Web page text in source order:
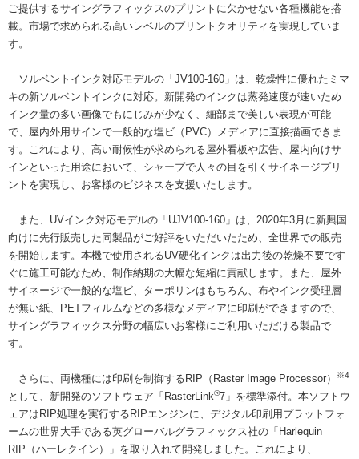
ご提供するサイングラフィックスのプリントに欠かせない各種機能を搭
載。市場で求められる高いレベルのプリントクオリティを実現していま
す。
ソルベントインク対応モデルの「JV100-160」は、乾燥性に優れたミマ
キの新ソルベントインクに対応。新開発のインクは蒸発速度が速いため
インク量の多い画像でもにじみが少なく、細部まで美しい表現が可能
で、屋内外用サインで一般的な塩ビ（PVC）メディアに直接描画できま
す。これにより、高い耐候性が求められる屋外看板や広告、屋内向けサ
インといった用途において、シャープで人々の目を引くサイネージプリ
ントを実現し、お客様のビジネスを支援いたします。
また、UVインク対応モデルの「UJV100-160」は、2020年3月に新興国
向けに先行販売した同製品がご好評をいただいたため、全世界での販売
を開始します。本機で使用されるUV硬化インクは出力後の乾燥不要です
ぐに施工可能なため、制作納期の大幅な短縮に貢献します。また、屋外
サイネージで一般的な塩ビ、ターポリンはもちろん、布やインク受理層
が無い紙、PETフィルムなどの多様なメディアに印刷ができますので、
サイングラフィックス分野の幅広いお客様にご利用いただける製品で
す。
さらに、両機種には印刷を制御するRIP（Raster Image Processor） ※4
として、新開発のソフトウェア「RasterLink®7」を標準添付。本ソフトウ
ェアはRIP処理を実行するRIPエンジンに、デジタル印刷用プラットフォ
ームの世界大手である英グローバルグラフィックス社の「Harlequin
RIP（ハーレクイン）」を取り入れて開発しました。これにより、